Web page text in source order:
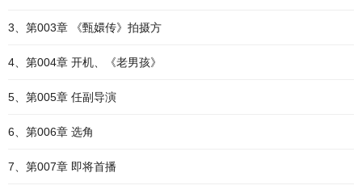
3、第003章 《甄嬛传》拍摄方
4、第004章 开机、《老男孩》
5、第005章 任副导演
6、第006章 选角
7、第007章 即将首播